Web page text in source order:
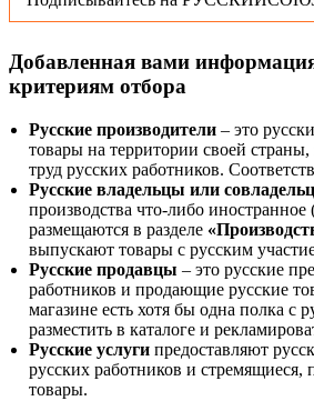
Добавленная вами
критериям отбора
Русские производители – это
товары на территории своей
труд русских работников.
Русские владельцы или
производства что-либо
размещаются в разделе
выпускают товары с русским
Русские продавцы – это русские
работников и продающие русские
магазине есть хотя бы одна полка с
разместить в каталоге и
Русские услуги предоставляют
русских работников и стремящиеся,
товары.